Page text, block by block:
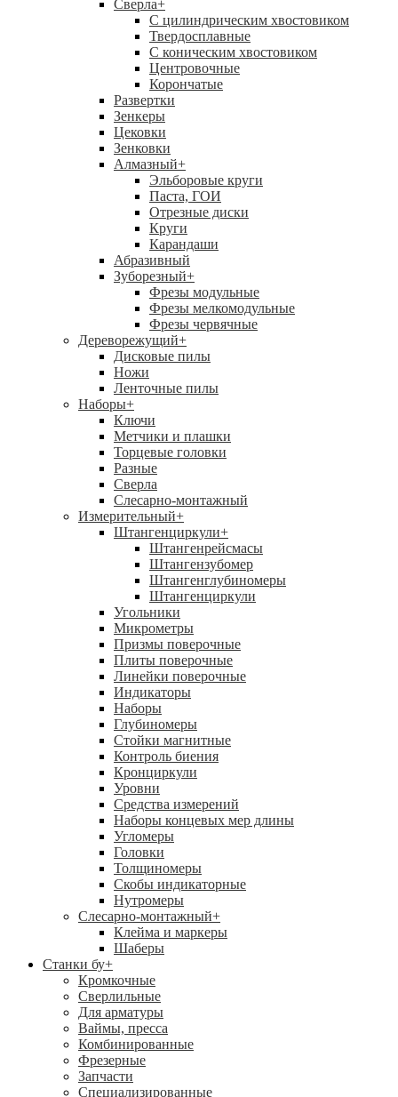
Сверла+
С цилиндрическим хвостовиком
Твердосплавные
С коническим хвостовиком
Центровочные
Корончатые
Развертки
Зенкеры
Цековки
Зенковки
Алмазный+
Эльборовые круги
Паста, ГОИ
Отрезные диски
Круги
Карандаши
Абразивный
Зуборезный+
Фрезы модульные
Фрезы мелкомодульные
Фрезы червячные
Дереворежущий+
Дисковые пилы
Ножи
Ленточные пилы
Наборы+
Ключи
Метчики и плашки
Торцевые головки
Разные
Сверла
Слесарно-монтажный
Измерительный+
Штангенциркули+
Штангенрейсмасы
Штангензубомер
Штангенглубиномеры
Штангенциркули
Угольники
Микрометры
Призмы поверочные
Плиты поверочные
Линейки поверочные
Индикаторы
Наборы
Глубиномеры
Стойки магнитные
Контроль биения
Кронциркули
Уровни
Средства измерений
Наборы концевых мер длины
Угломеры
Головки
Толщиномеры
Скобы индикаторные
Нутромеры
Слесарно-монтажный+
Клейма и маркеры
Шаберы
Станки бу+
Кромкочные
Сверлильные
Для арматуры
Ваймы, пресса
Комбинированные
Фрезерные
Запчасти
Специализированные